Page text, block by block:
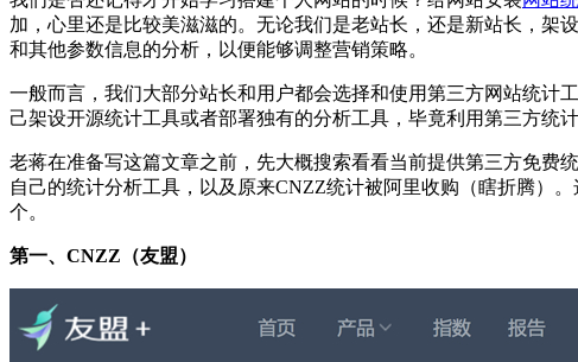
加，心里还是比较美滋滋的。无论我们是老站长，还是新站长，架
和其他参数信息的分析，以便能够调整营销策略。
一般而言，我们大部分站长和用户都会选择和使用第三方网站统计
己架设开源统计工具或者部署独有的分析工具，毕竟利用第三方统
老蒋在准备写这篇文章之前，先大概搜索看看当前提供第三方免费
自己的统计分析工具，以及原来CNZZ统计被阿里收购（瞎折腾）
个。
第一、CNZZ（友盟）